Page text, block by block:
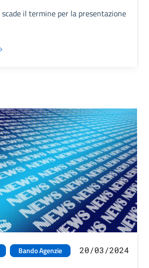
il termine per la presentazione
Bando Agenzie 20/03/2024